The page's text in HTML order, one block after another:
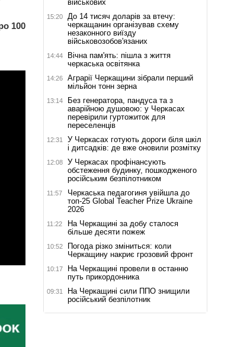
100
військових
15:20
До 14 тисяч доларів за втечу:
черкащанин організував схему
незаконного виїзду
військовозобов'язаних
14:44
Вічна пам'ять: пішла з життя
черкаська освітянка
14:26
Аграрії Черкащини зібрали перший
мільйон тонн зерна
13:14
Без генератора, пандуса та з
аварійною душовою: у Черкасах
перевірили гуртожиток для
переселенців
12:31
У Черкасах готують дороги біля шкіл
і дитсадків: де вже оновили розмітку
12:08
У Черкасах профінансують
обстеження будинку, пошкодженого
російським безпілотником
11:57
Черкаська педагогиня увійшла до
топ-25 Global Teacher Prize Ukraine
2026
11:22
На Черкащині за добу сталося
більше десяти пожеж
10:52
Погода різко зміниться: коли
Черкащину накриє грозовий фронт
10:17
На Черкащині провели в останню
путь прикордонника
09:31
На Черкащині сили ППО знищили
російський безпілотник